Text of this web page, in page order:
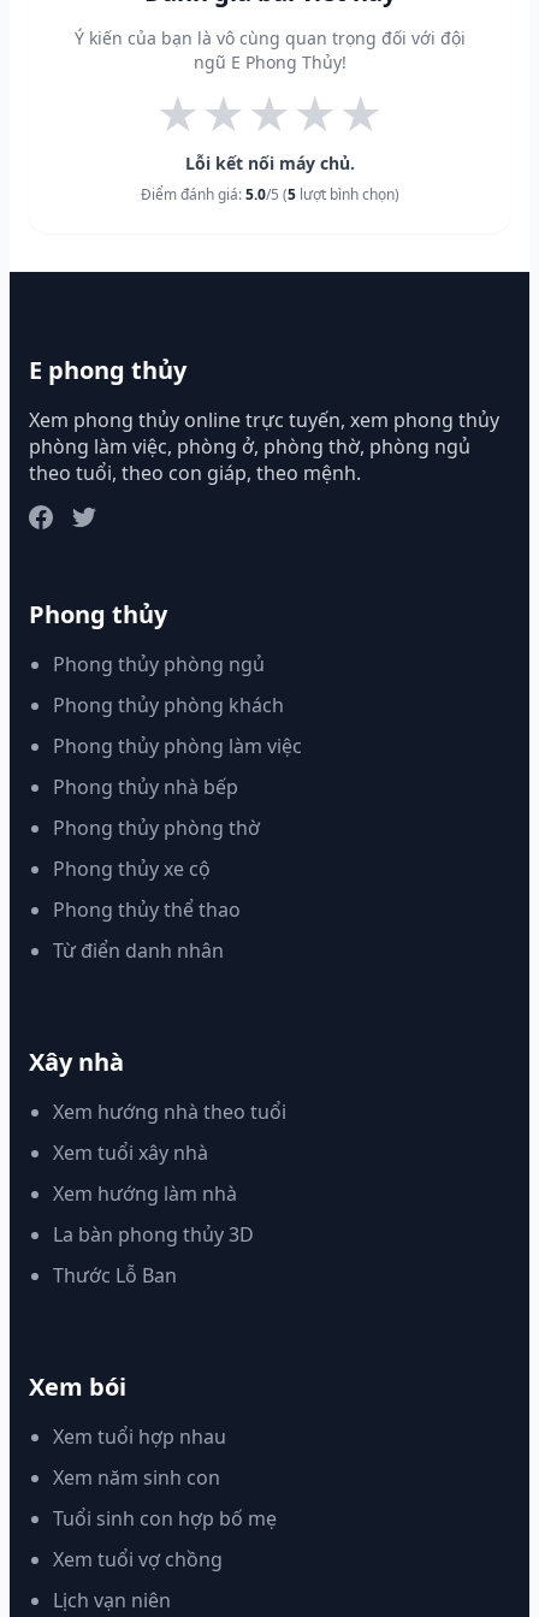
Ý kiến của bạn là vô cùng quan trọng đối với đội
ngũ E Phong Thủy!
★★★★★
Lỗi kết nối máy chủ.
Điểm đánh giá:5.0/5 (5lượt bình chọn)
E phong thủy
Xem phong thủy online trực tuyến, xem phong thủy
phòng làm việc, phòng ở, phòng thờ, phòng ngủ
theo tuổi, theo con giáp, theo mệnh.
Phong thủy
Phong thủy phòng ngủ
Phong thủy phòng khách
Phong thủy phòng làm việc
Phong thủy nhà bếp
Phong thủy phòng thờ
Phong thủy xe cộ
Phong thủy thể thao
Từ điển danh nhân
Xây nhà
Xem hướng nhà theo tuổi
Xem tuổi xây nhà
Xem hướng làm nhà
La bàn phong thủy 3D
Thước Lỗ Ban
Xem bói
Xem tuổi hợp nhau
Xem năm sinh con
Tuổi sinh con hợp bố mẹ
Xem tuổi vợ chồng
Lịch vạn niên